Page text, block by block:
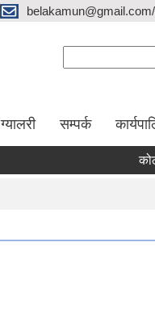
ग्यालरी सम्पर्क
कोठा